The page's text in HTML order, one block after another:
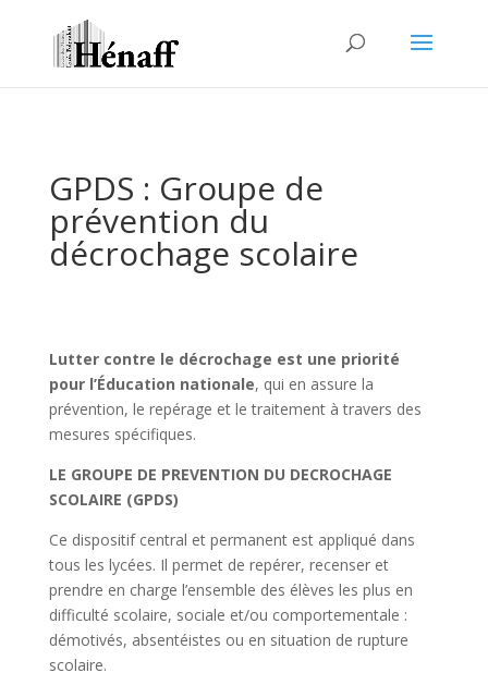
GPDS : Groupe de
prévention du
décrochage scolaire
Lutter contre le décrochage est une priorité
pour l’Éducation nationale, qui en assure la
prévention, le repérage et le traitement à travers des
mesures spécifiques.
LE GROUPE DE PREVENTION DU DECROCHAGE
SCOLAIRE (GPDS)
Ce dispositif central et permanent est appliqué dans
tous les lycées. Il permet de repérer, recenser et
prendre en charge l’ensemble des élèves les plus en
difficulté scolaire, sociale et/ou comportementale :
démotivés, absentéistes ou en situation de rupture
scolaire.